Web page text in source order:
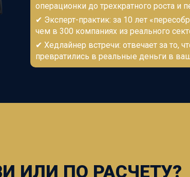
операционки до трехкратного роста и
✔ Эксперт-практик: за 10 лет
чем в 300 компаниях из реального
✔ Хедлайнер встречи: отвечает за то,
превратились в реальные деньги в
ИЛИ ПО РАСЧЕТУ?